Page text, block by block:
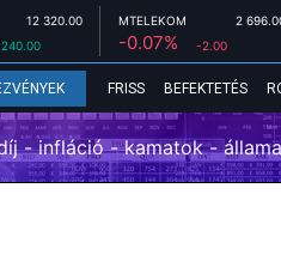
12 320.00 MTELEKOM 2
-0.07% -2.00
FRISS BEFEKTETÉS
- infláció - kamatok -